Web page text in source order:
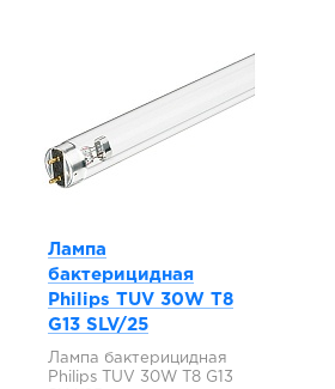
Лампа
бактерицидная
Philips TUV 30W T8
G13 SLV/25
Лампа бактерицидная
Philips TUV 30W T8 G13